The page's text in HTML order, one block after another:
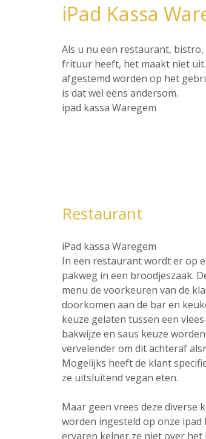
iPad Kassa
Als u nu een restaurant,
frituur heeft, het maakt niet
afgestemd worden op het
is dat wel eens andersom.
ipad kassa Waregem
Restaurant
iPad kassa Waregem
In een restaurant wordt er op
pakweg in een broodjeszaak.
menu de voorkeuren van de
doorkomen aan de bar en
keuze gelaten tussen een
bakwijze en saus keuze
vervelender om dit achteraf
Mogelijks heeft de klant
ze uitsluitend vegan eten.
Maar geen vrees deze diverse
worden ingesteld op onze ipad
ervaren kelner ze niet over het